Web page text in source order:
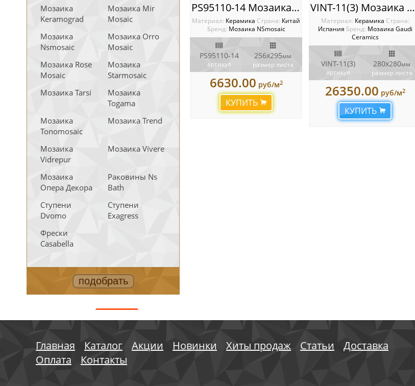
Мозаика
Keramograd
Мозаика Mir
Mosaic
Мозаика
Nsmosaic
Мозаика Orro
Mosaic
Мозаика Rose
Mosaic
Мозаика
Starmosaic
Мозаика Tarsi
Мозаика
Togama
Мозаика
Tonomosaic
Мозаика Trend
Мозаика
Vidrepur
Мозаика Vivere
Мозаика
Опера Декора
Раковины Ns
Bath
Ступени
Dvomo
Ступени
Exagress
Фрески
Casabella
АКЦИИ
PS95110-14 Мозаика NSmosaic
Материал: Керамика Cтрана: Китай
Бренд: Мозаика NSmosaic
PS95110-14
артикул
256х295мм
размер листа
6630.00 руб/м2
КУПИТЬ
VINT-11(3) Мозаика Gaudi Ceramics
Материал: Керамика Cтрана:
Испания Бренд: Мозаика Gaudi
Ceramics
VINT-11(3)
артикул
280x280мм
размер листа
26350.00 руб/м2
КУПИТЬ
Главная Каталог Акции Новинки Хиты продаж Статьи
Доставка
Оплата
Контакты